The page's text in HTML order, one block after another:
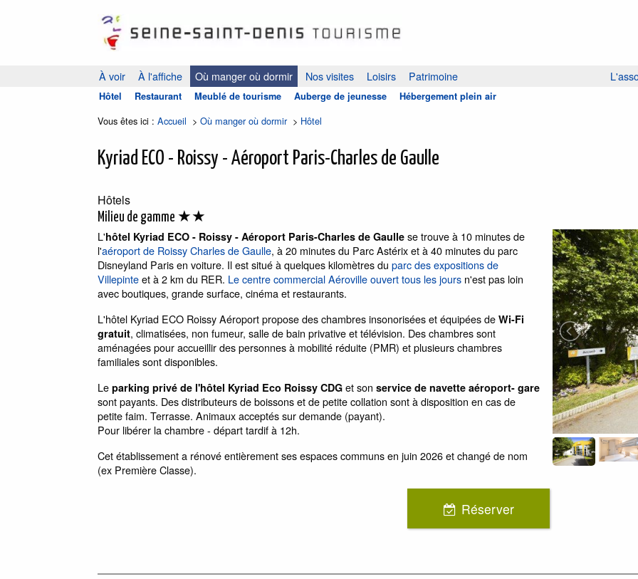
À voir À l'affiche Où manger où dormir Nos visites Loisirs Patrimoine
Hôtel Restaurant Meublé de tourisme Auberge de jeunesse Hébergement plein air
Vous êtes ici : Accueil > Où manger où dormir> Hôtel
Kyriad ECO - Roissy - Aéroport Paris-Charles de Gaulle
Hôtels
Milieu de gamme ★★
L'hôtel Kyriad ECO - Roissy - Aéroport Paris-Charles de Gaulle se trouve à 10 minutes de
l'aéroport de Roissy Charles de Gaulle, à 20 minutes du Parc Astérix et à 40 minutes du parc
Disneyland Paris en voiture. Il est situé à quelques kilomètres du parc des expositions de
Villepinteet à 2 km du RER. Le centre commercial Aéroville ouvert tous les jours n'est pas loin
avec boutiques, grande surface, cinéma et restaurants.
L'hôtel Kyriad ECO Roissy Aéroport propose des chambres insonorisées et équipées de Wi-Fi
gratuit, climatisées, non fumeur, salle de bain privative et télévision. Des chambres sont
aménagées pour accueillir des personnes à mobilité réduite (PMR) et plusieurs chambres
familiales sont disponibles.
Le parking privé de l'hôtel Kyriad Eco Roissy CDG et son service de navette aéroport- gare
sont payants. Des distributeurs de boissons et de petite collation sont à disposition en cas de
petite faim. Terrasse. Animaux acceptés sur demande (payant).
Pour libérer la chambre - départ tardif à 12h.
Cet établissement a rénové entièrement ses espaces communs en juin 2026 et changé de nom
(ex Première Classe).
Réserver